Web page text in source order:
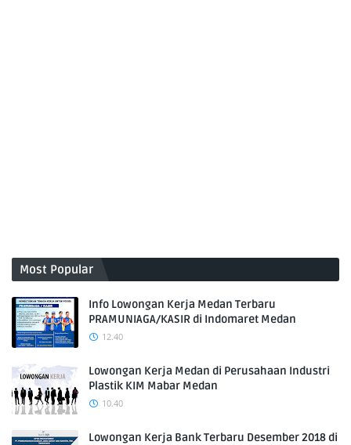
Most Popular
Info Lowongan Kerja Medan Terbaru
PRAMUNIAGA/KASIR di Indomaret Medan
12.40
Lowongan Kerja Medan di Perusahaan Industri
Plastik KIM Mabar Medan
10.40
Lowongan Kerja Bank Terbaru Desember 2018 di